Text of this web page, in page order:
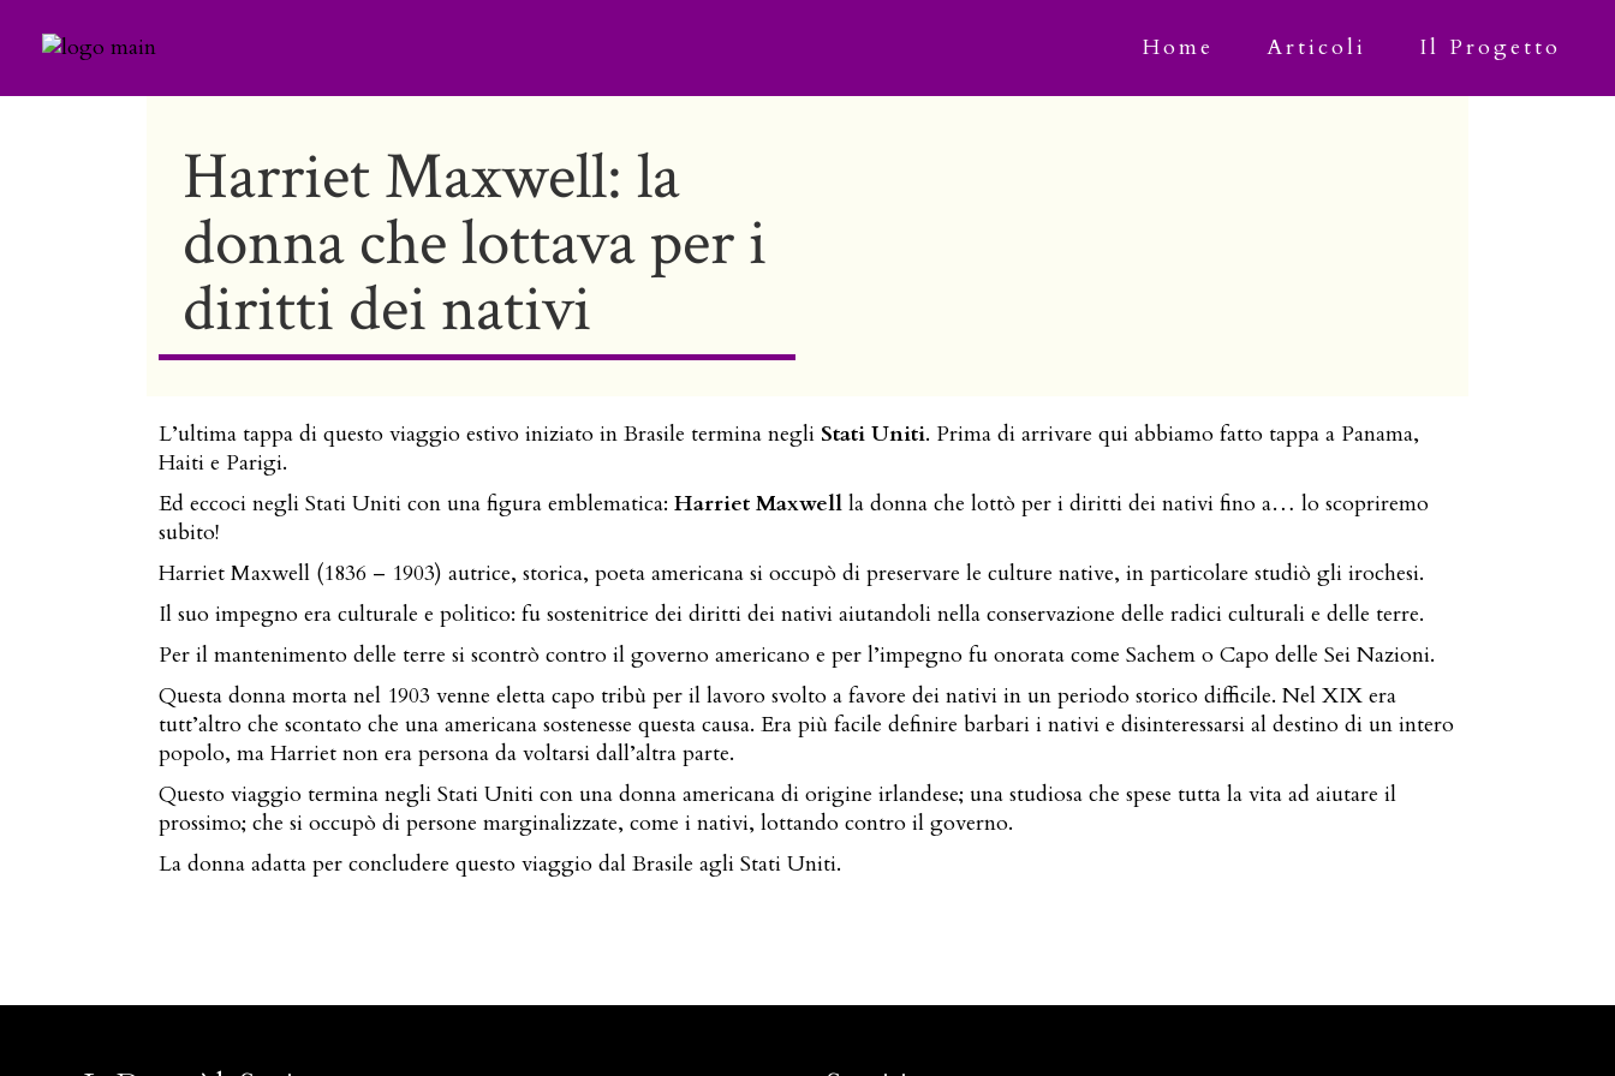
Home Articoli Il Progetto
Harriet Maxwell: la
donna che lottava per i
diritti dei nativi
L’ultima tappa di questo viaggio estivo iniziato in Brasile termina negli Stati Uniti. Prima di arrivare qui abbiamo fatto tappa a Panama,
Haiti e Parigi.
Ed eccoci negli Stati Uniti con una figura emblematica: Harriet Maxwell la donna che lottò per i diritti dei nativi fino a… lo scopriremo
subito!
Harriet Maxwell (1836 – 1903) autrice, storica, poeta americana si occupò di preservare le culture native, in particolare studiò gli irochesi.
Il suo impegno era culturale e politico: fu sostenitrice dei diritti dei nativi aiutandoli nella conservazione delle radici culturali e delle terre.
Per il mantenimento delle terre si scontrò contro il governo americano e per l’impegno fu onorata come Sachem o Capo delle Sei Nazioni.
Questa donna morta nel 1903 venne eletta capo tribù per il lavoro svolto a favore dei nativi in un periodo storico difficile. Nel XIX era
tutt’altro che scontato che una americana sostenesse questa causa. Era più facile definire barbari i nativi e disinteressarsi al destino di un intero
popolo, ma Harriet non era persona da voltarsi dall’altra parte.
Questo viaggio termina negli Stati Uniti con una donna americana di origine irlandese; una studiosa che spese tutta la vita ad aiutare il
prossimo; che si occupò di persone marginalizzate, come i nativi, lottando contro il governo.
La donna adatta per concludere questo viaggio dal Brasile agli Stati Uniti.